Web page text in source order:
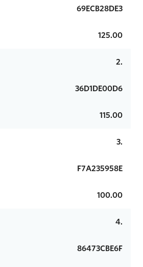
69ECB28DE3
125.00
2.
36D1DE00D6
115.00
3.
F7A235958E
100.00
4.
86473CBE6F